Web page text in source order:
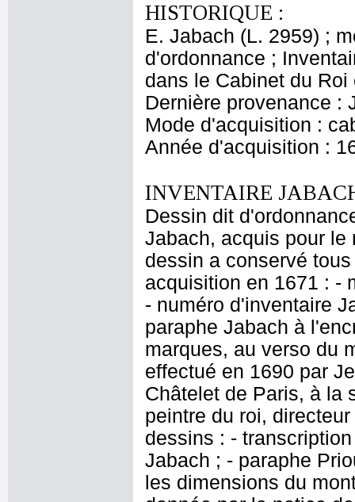
HISTORIQUE :
E. Jabach (L. 2959) ;
d'ordonnance ;
dans le Cabinet du
Dernière provenance :
Mode d'acquisition :
Année d'acquisition :
INVENTAIRE
Dessin dit
Jabach, acquis pour le
dessin a conservé
acquisition en 1671 : -
- numéro d'inventaire
paraphe Jabach à
marques, au verso du
effectué en 1690 par
Châtelet de Paris, à la
peintre du roi,
dessins : -
Jabach ; - paraphe
les dimensions du